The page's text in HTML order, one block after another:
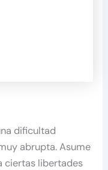
dificultad
abrupta. Asume
ciertas libertades